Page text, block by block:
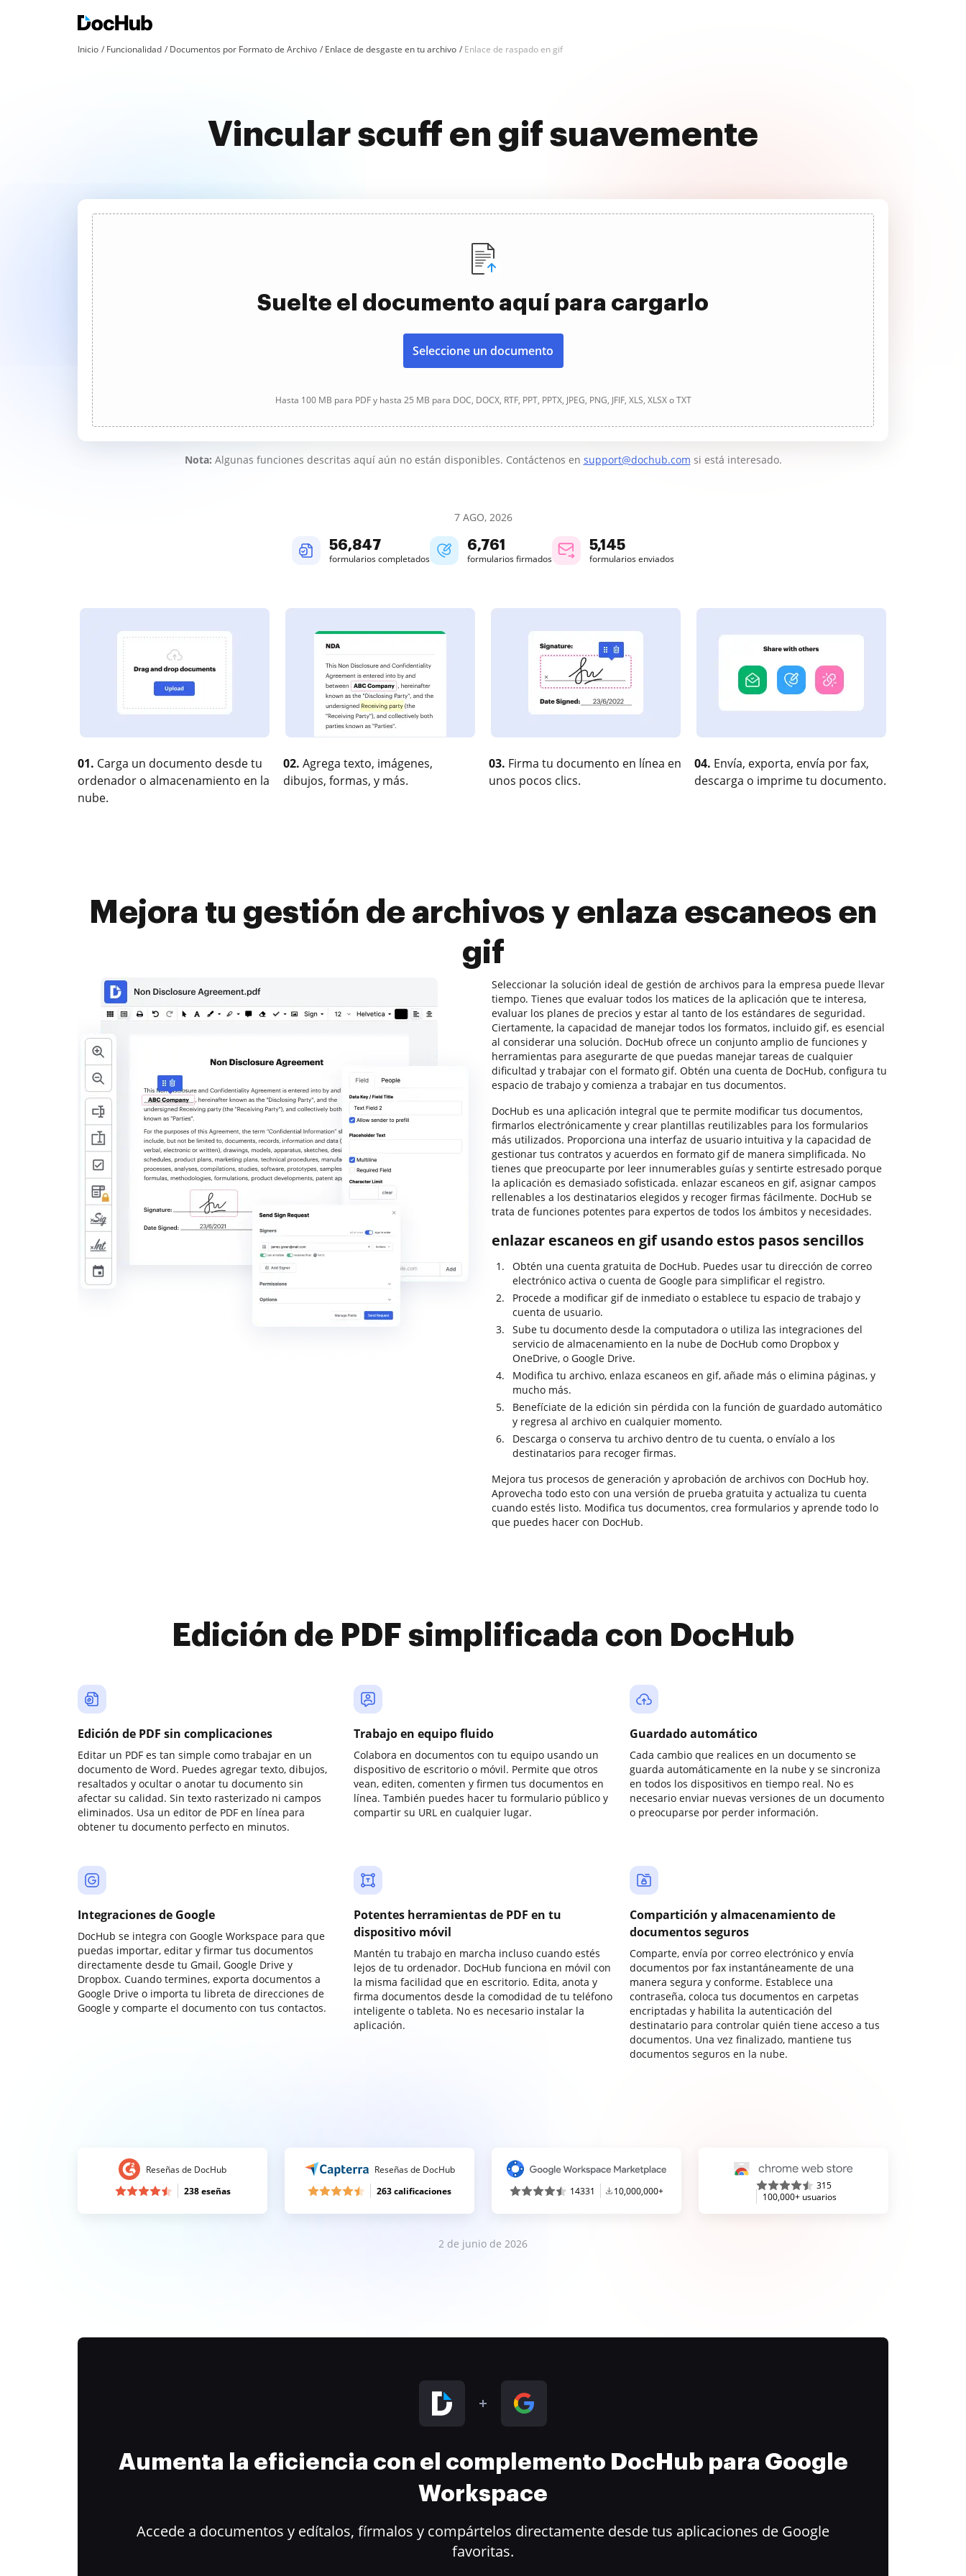
Inicio Funcionalidad Documentos por Formato de Archivo Enlace de desgaste en tu archivo Enlace de raspado en gif
Vincular scuff en gif suavemente
Suelte el documento aquí para cargarlo
Seleccione un documento
Hasta 100 MB para PDF y hasta 25 MB para DOC, DOCX, RTF, PPT, PPTX, JPEG, PNG, JFIF, XLS, XLSX o TXT
Nota: Algunas funciones descritas aquí aún no están disponibles. Contáctenos en support@dochub.com si está interesado.
7 AGO, 2026
56,847
formularios completados
6,761
formularios firmados
5,145
formularios enviados
01. Carga un documento desde tu
ordenador o almacenamiento en la
nube.
02. Agrega texto, imágenes,
dibujos, formas, y más.
03. Firma tu documento en línea en
unos pocos clics.
04. Envía, exporta, envía por fax,
descarga o imprime tu documento.
Mejora tu gestión de archivos y enlaza escaneos en
gif
Seleccionar la solución ideal de gestión de archivos para la empresa puede llevar
tiempo. Tienes que evaluar todos los matices de la aplicación que te interesa,
evaluar los planes de precios y estar al tanto de los estándares de seguridad.
Ciertamente, la capacidad de manejar todos los formatos, incluido gif, es esencial
al considerar una solución. DocHub ofrece un conjunto amplio de funciones y
herramientas para asegurarte de que puedas manejar tareas de cualquier
dificultad y trabajar con el formato gif. Obtén una cuenta de DocHub, configura tu
espacio de trabajo y comienza a trabajar en tus documentos.
DocHub es una aplicación integral que te permite modificar tus documentos,
firmarlos electrónicamente y crear plantillas reutilizables para los formularios
más utilizados. Proporciona una interfaz de usuario intuitiva y la capacidad de
gestionar tus contratos y acuerdos en formato gif de manera simplificada. No
tienes que preocuparte por leer innumerables guías y sentirte estresado porque
la aplicación es demasiado sofisticada. enlazar escaneos en gif, asignar campos
rellenables a los destinatarios elegidos y recoger firmas fácilmente. DocHub se
trata de funciones potentes para expertos de todos los ámbitos y necesidades.
enlazar escaneos en gif usando estos pasos sencillos
Obtén una cuenta gratuita de DocHub. Puedes usar tu dirección de correo
electrónico activa o cuenta de Google para simplificar el registro.
Procede a modificar gif de inmediato o establece tu espacio de trabajo y
cuenta de usuario.
Sube tu documento desde la computadora o utiliza las integraciones del
servicio de almacenamiento en la nube de DocHub como Dropbox y
OneDrive, o Google Drive.
Modifica tu archivo, enlaza escaneos en gif, añade más o elimina páginas, y
mucho más.
Benefíciate de la edición sin pérdida con la función de guardado automático
y regresa al archivo en cualquier momento.
Descarga o conserva tu archivo dentro de tu cuenta, o envíalo a los
destinatarios para recoger firmas.
Mejora tus procesos de generación y aprobación de archivos con DocHub hoy.
Aprovecha todo esto con una versión de prueba gratuita y actualiza tu cuenta
cuando estés listo. Modifica tus documentos, crea formularios y aprende todo lo
que puedes hacer con DocHub.
Edición de PDF simplificada con DocHub
Edición de PDF sin complicaciones
Editar un PDF es tan simple como trabajar en un
documento de Word. Puedes agregar texto, dibujos,
resaltados y ocultar o anotar tu documento sin
afectar su calidad. Sin texto rasterizado ni campos
eliminados. Usa un editor de PDF en línea para
obtener tu documento perfecto en minutos.
Trabajo en equipo fluido
Colabora en documentos con tu equipo usando un
dispositivo de escritorio o móvil. Permite que otros
vean, editen, comenten y firmen tus documentos en
línea. También puedes hacer tu formulario público y
compartir su URL en cualquier lugar.
Guardado automático
Cada cambio que realices en un documento se
guarda automáticamente en la nube y se sincroniza
en todos los dispositivos en tiempo real. No es
necesario enviar nuevas versiones de un documento
o preocuparse por perder información.
Integraciones de Google
DocHub se integra con Google Workspace para que
puedas importar, editar y firmar tus documentos
directamente desde tu Gmail, Google Drive y
Dropbox. Cuando termines, exporta documentos a
Google Drive o importa tu libreta de direcciones de
Google y comparte el documento con tus contactos.
Potentes herramientas de PDF en tu
dispositivo móvil
Mantén tu trabajo en marcha incluso cuando estés
lejos de tu ordenador. DocHub funciona en móvil con
la misma facilidad que en escritorio. Edita, anota y
firma documentos desde la comodidad de tu teléfono
inteligente o tableta. No es necesario instalar la
aplicación.
Compartición y almacenamiento de
documentos seguros
Comparte, envía por correo electrónico y envía
documentos por fax instantáneamente de una
manera segura y conforme. Establece una
contraseña, coloca tus documentos en carpetas
encriptadas y habilita la autenticación del
destinatario para controlar quién tiene acceso a tus
documentos. Una vez finalizado, mantiene tus
documentos seguros en la nube.
Reseñas de DocHub
238 eseñas
Reseñas de DocHub
263 calificaciones
14331 10,000,000+
315
100,000+ usuarios
2 de junio de 2026
Aumenta la eficiencia con el complemento DocHub para Google
Workspace
Accede a documentos y edítalos, fírmalos y compártelos directamente desde tus aplicaciones de Google
favoritas.